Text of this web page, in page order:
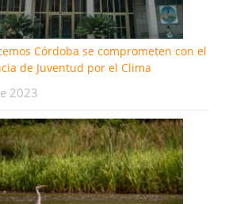
Córdoba se comprometen con el
de Juventud por el Clima
2023